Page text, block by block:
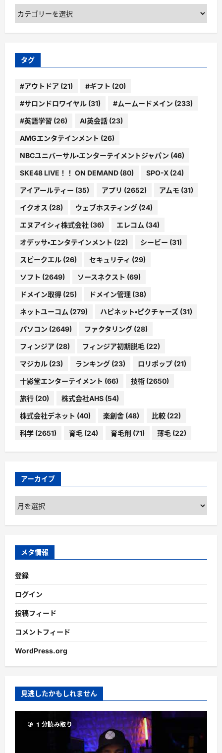
カ
テ
ゴ
ー
タグ
#アウトドア (21) #ギフト (20)
#サロンドロワイヤル (31) #ムームードメイン (233)
#英語学習 (26) AI英会話 (23)
AMGエンタテインメント (26)
NBCユニバーサル・エンターテイメントジャパン (46)
SKE48 LIVE！！ ON DEMAND (80) SPO-X (24)
アイアールティー (35) アプリ (2652) アムモ (31)
イクオス (28) ウェブホスティング (24)
エヌアイシィ株式会社 (36) エレコム (34)
オデッサ・エンタテインメント (22) シービー (31)
スピークエル (26) セキュリティ (29)
ソフト (2649) ソースネクスト (69)
ドメイン取得 (25) ドメイン管理 (38)
ネットユーコム (279) ハピネット・ピクチャーズ (31)
パソコン (2649) ファクタリング (28)
フィンジア (28) フィンジア初期脱毛 (22)
マジカル (23) ランキング (23) ロリポップ (21)
十影堂エンターテイメント (66) 技術 (2650)
旅行 (20) 株式会社AHS (54)
株式会社デネット (40) 楽創舎 (48) 比較 (22)
科学 (2651) 育毛 (24) 育毛剤 (71) 薄毛 (22)
アーカイブ
ア
ー
カ
ブ
メタ情報
登録
ログイン
投稿フィード
コメントフィード
WordPress.org
見逃したかもしれません
1 分読み取り